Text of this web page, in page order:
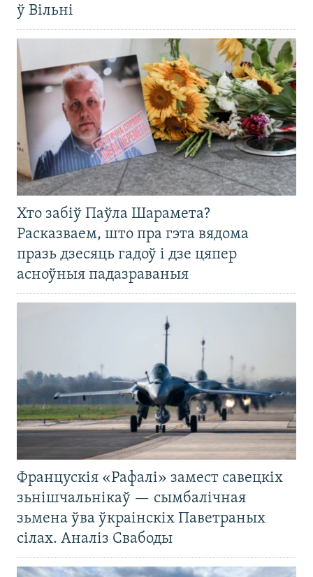
ў Вільні
Хто забіў Паўла Шарамета?
Расказваем, што пра гэта вядома
празь дзесяць гадоў і дзе цяпер
асноўныя падазраваныя
Францускія «Рафалі» замест савецкіх
зьнішчальнікаў — сымбалічная
зьмена ўва ўкраінскіх Паветраных
сілах. Аналіз Свабоды